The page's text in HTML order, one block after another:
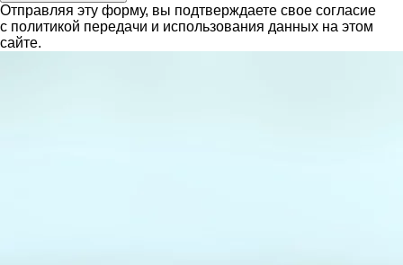
Отправляя эту форму, вы подтверждаете свое согласие
с политикой передачи и использования данных на этом
сайте.